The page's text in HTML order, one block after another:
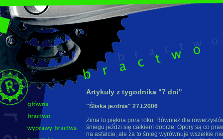
Artykuły z tygodnika "7 dni"
"Śliska jezdnia" 27.I.2006
Zima to piękna pora roku. Również dla
śniegu jeździ się całkiem dobrze. Opory są co
na asfalcie, ale za to śnieg wyrównuje wszelkie